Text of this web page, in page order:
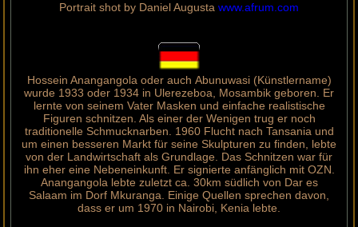
Portrait shot by Daniel Augusta www.afrum.com
Hossein Anangangola oder auch Abunuwasi (Künstlername)
wurde 1933 oder 1934 in Ulerezeboa, Mosambik geboren. Er
lernte von seinem Vater Masken und einfache realistische
Figuren schnitzen. Als einer der Wenigen trug er noch
traditionelle Schmucknarben. 1960 Flucht nach Tansania und
um einen besseren Markt für seine Skulpturen zu finden, lebte
von der Landwirtschaft als Grundlage. Das Schnitzen war für
ihn eher eine Nebeneinkunft. Er signierte anfänglich mit OZN.
Anangangola lebte zuletzt ca. 30km südlich von Dar es
Salaam im Dorf Mkuranga. Einige Quellen sprechen davon,
dass er um 1970 in Nairobi, Kenia lebte.